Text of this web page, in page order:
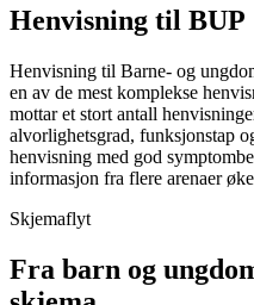
Henvisning til BUP
Henvisning til Barne- og
en av de mest komplekse
mottar et stort antall
alvorlighetsgrad, funksjonstap
henvisning med god
informasjon fra flere arenaer
Skjemaflyt
Fra barn og